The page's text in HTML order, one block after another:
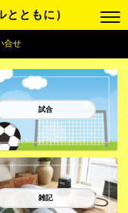
ともに）
合せ
試合
雑記